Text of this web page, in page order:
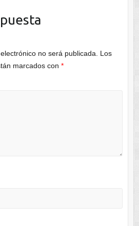
no será publicada. Los
marcados con *